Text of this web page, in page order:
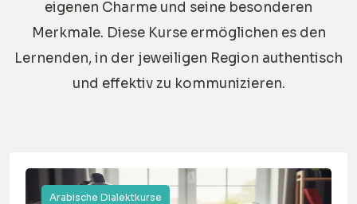
eigenen Charme und seine besonderen
Merkmale. Diese Kurse ermöglichen es den
Lernenden, in der jeweiligen Region authentisch
und effektiv zu kommunizieren.
Arabische Dialektkurse